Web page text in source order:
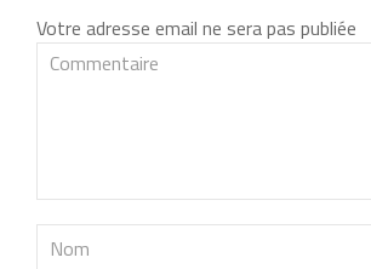
Votre adresse email ne sera pas publiée